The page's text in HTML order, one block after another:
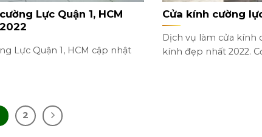
Lực Quận 1, HCM
Lực Quận 1, HCM cập nhật
Cửa kính cường
Dịch vụ làm cửa kính
kính đẹp nhất 2022.
2